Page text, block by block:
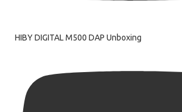
HIBY DIGITAL M500 DAP Unboxing